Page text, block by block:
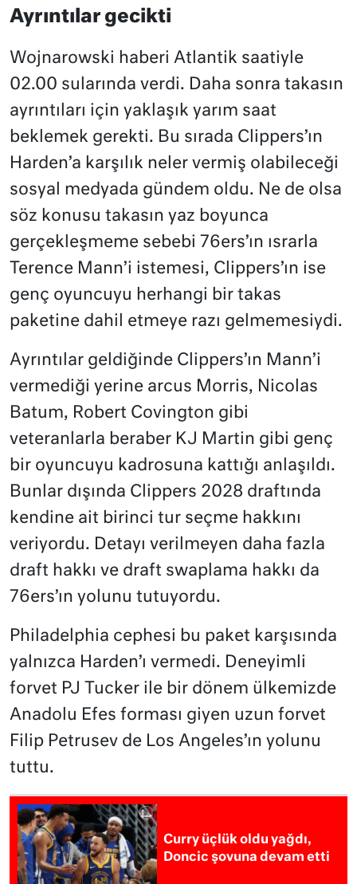
Ayrıntılar gecikti
Wojnarowski haberi Atlantik saatiyle
02.00 sularında verdi. Daha sonra takasın
ayrıntıları için yaklaşık yarım saat
beklemek gerekti. Bu sırada Clippers’ın
Harden’a karşılık neler vermiş olabileceği
sosyal medyada gündem oldu. Ne de olsa
söz konusu takasın yaz boyunca
gerçekleşmeme sebebi 76ers’ın ısrarla
Terence Mann’i istemesi, Clippers’ın ise
genç oyuncuyu herhangi bir takas
paketine dahil etmeye razı gelmemesiydi.
Ayrıntılar geldiğinde Clippers’ın Mann’i
vermediği yerine arcus Morris, Nicolas
Batum, Robert Covington gibi
veteranlarla beraber KJ Martin gibi genç
bir oyuncuyu kadrosuna kattığı anlaşıldı.
Bunlar dışında Clippers 2028 draftında
kendine ait birinci tur seçme hakkını
veriyordu. Detayı verilmeyen daha fazla
draft hakkı ve draft swaplama hakkı da
76ers’ın yolunu tutuyordu.
Philadelphia cephesi bu paket karşısında
yalnızca Harden’ı vermedi. Deneyimli
forvet PJ Tucker ile bir dönem ülkemizde
Anadolu Efes forması giyen uzun forvet
Filip Petrusev de Los Angeles’ın yolunu
tuttu.
Curry üçlük oldu yağdı,
Doncic şovuna devam etti